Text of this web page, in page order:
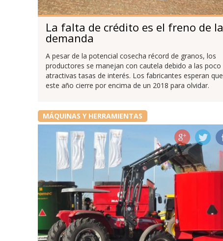
La falta de crédito es el freno de la
demanda
A pesar de la potencial cosecha récord de granos, los
productores se manejan con cautela debido a las poco
atractivas tasas de interés. Los fabricantes esperan que
este año cierre por encima de un 2018 para olvidar.
MÁQUINAS Y HERRAMIENTAS